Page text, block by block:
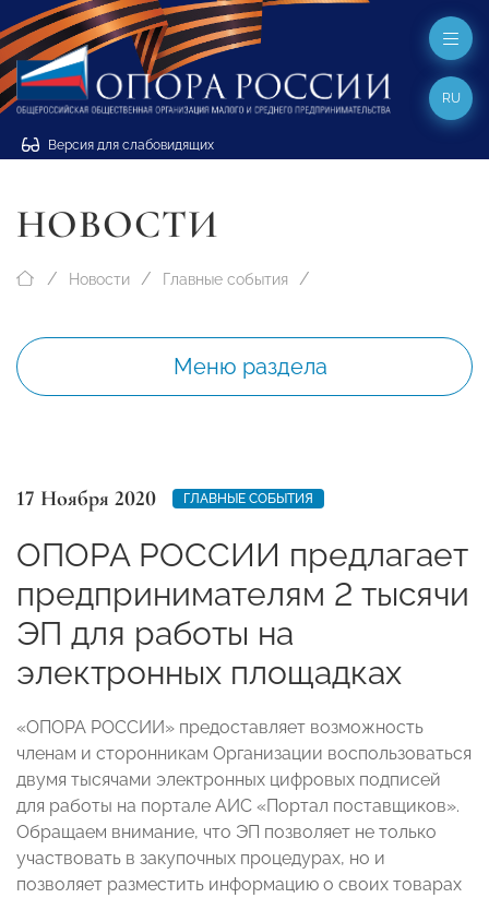
Версия для слабовидящих
RU
НОВОСТИ
Новости Главные события
Меню раздела
17 Ноября 2020 ГЛАВНЫЕ СОБЫТИЯ
ОПОРА РОССИИ предлагает
предпринимателям 2 тысячи
ЭП для работы на
электронных площадках
«ОПОРА РОССИИ» предоставляет возможность
членам и сторонникам Организации воспользоваться
двумя тысячами электронных цифровых подписей
для работы на портале АИС «Портал поставщиков».
Обращаем внимание, что ЭП позволяет не только
участвовать в закупочных процедурах, но и
позволяет разместить информацию о своих товарах